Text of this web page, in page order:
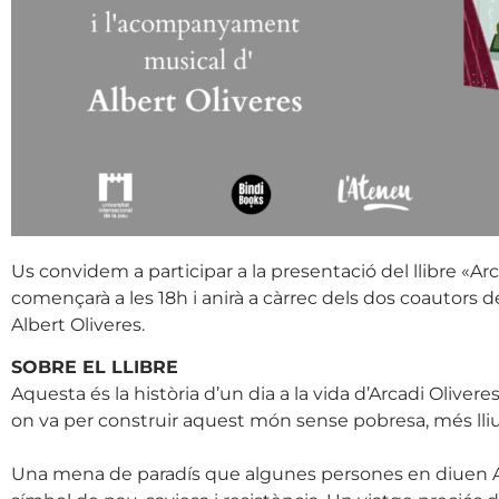
Us convidem a participar a la presentació del llibre
començarà a les 18h i anirà a càrrec dels dos coautors
Albert Oliveres.
SOBRE EL LLIBRE
Aquesta és la història d’un dia a la vida d’Arcadi
on va per construir aquest món sense pobresa, més
Una mena de paradís que algunes persones en diuen